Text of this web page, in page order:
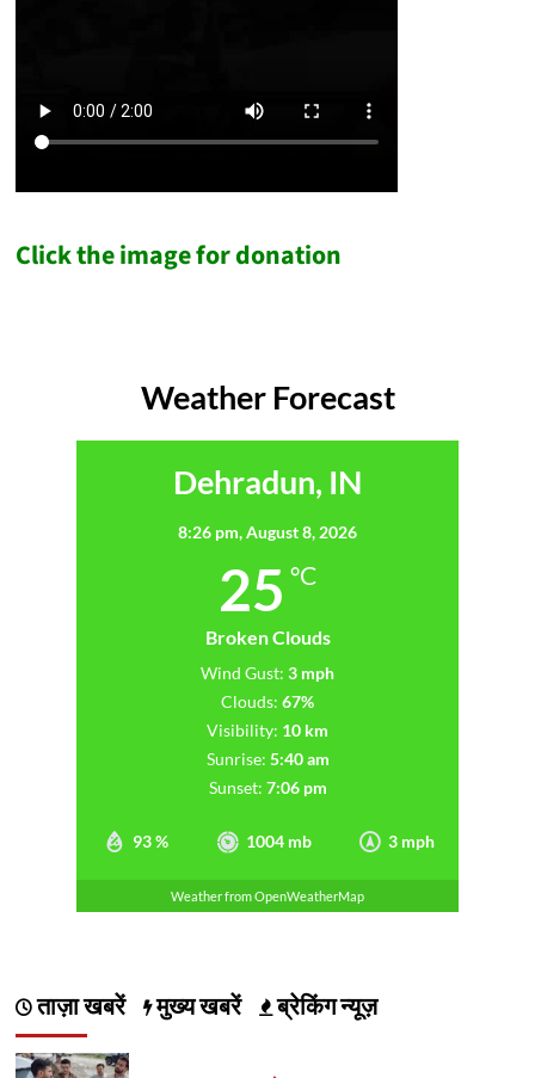
Click the image for donation
Weather Forecast
Dehradun, IN
8:26 pm,August 8, 2026
25 °C
Broken Clouds
93 % 1004 mb 3 mph
Wind Gust: 3 mph
Clouds: 67%
Visibility: 10 km
Sunrise: 5:40 am
Sunset: 7:06 pm
Weather from OpenWeatherMap
ताज़ा खबरें मुख्य खबरें ब्रेकिंग न्यूज़